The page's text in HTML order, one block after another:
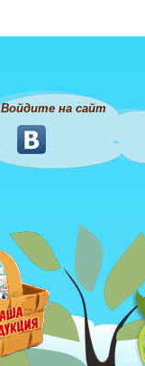
Войдите на сайт